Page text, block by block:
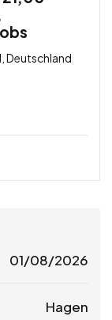
Deutschland
01/08/2026
Hagen